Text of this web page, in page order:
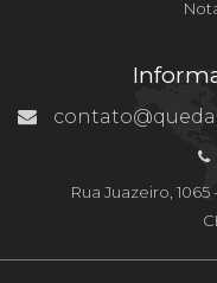
Rua Juazeiro,